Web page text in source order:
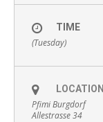
TIME
(Tuesday)
LOCATION
Pfimi Burgdorf
Allestrasse 34